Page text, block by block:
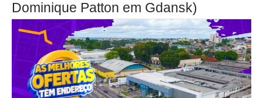
Dominique Patton em Gdansk)